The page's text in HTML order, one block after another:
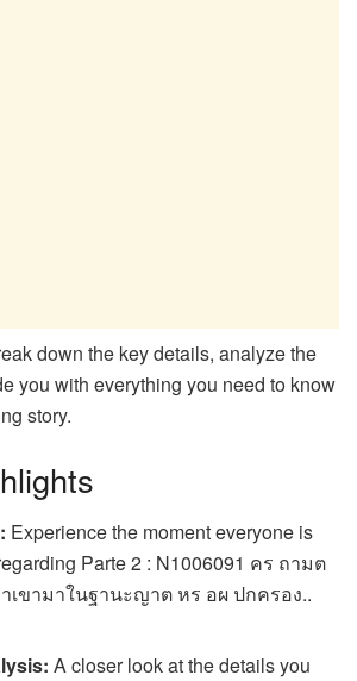
down the key details, analyze the
you with everything you need to know
story.
Experience the moment everyone is
Parte 2 : N1006091 คร ถามต
เขามาในฐานะญาต หร อผ ปกครอง..
A closer look at the details you